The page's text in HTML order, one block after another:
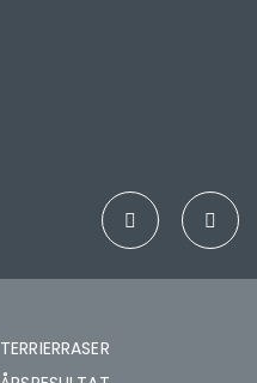
TERRIERRASER